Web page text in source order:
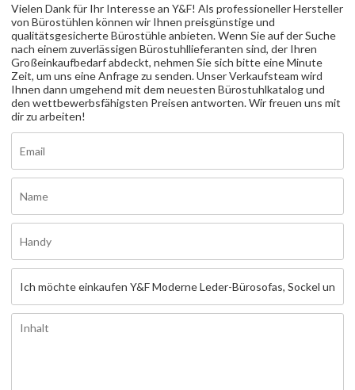
Vielen Dank für Ihr Interesse an Y&F! Als professioneller Hersteller
von Bürostühlen können wir Ihnen preisgünstige und
qualitätsgesicherte Bürostühle anbieten. Wenn Sie auf der Suche
nach einem zuverlässigen Bürostuhllieferanten sind, der Ihren
Großeinkaufbedarf abdeckt, nehmen Sie sich bitte eine Minute
Zeit, um uns eine Anfrage zu senden. Unser Verkaufsteam wird
Ihnen dann umgehend mit dem neuesten Bürostuhlkatalog und
den wettbewerbsfähigsten Preisen antworten. Wir freuen uns mit
dir zu arbeiten!